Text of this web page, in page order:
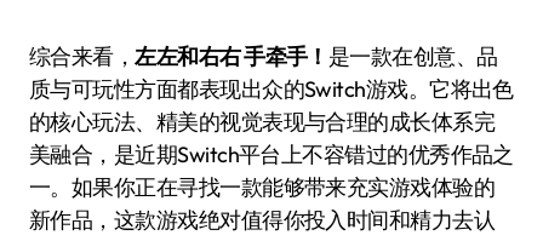
综合来看，左左和右右 手牵手！ 是一款在创意、品
质与可玩性方面都表现出众的Switch游戏。它将出色
的核心玩法、精美的视觉表现与合理的成长体系完
美融合，是近期Switch平台上不容错过的优秀作品之
一。如果你正在寻找一款能够带来充实游戏体验的
新作品，这款游戏绝对值得你投入时间和精力去认